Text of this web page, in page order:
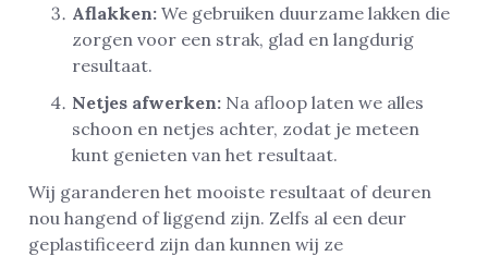
Aflakken: We gebruiken duurzame lakken die
zorgen voor een strak, glad en langdurig
resultaat.
Netjes afwerken: Na afloop laten we alles
schoon en netjes achter, zodat je meteen
kunt genieten van het resultaat.
Wij garanderen het mooiste resultaat of deuren
nou hangend of liggend zijn. Zelfs al een deur
geplastificeerd zijn dan kunnen wij ze